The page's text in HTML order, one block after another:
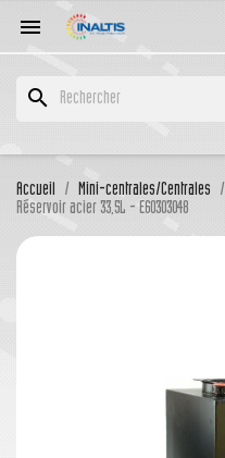

search
Accueil Mini-centrales/Centrales
Réservoir acier 33,5L - E60303048